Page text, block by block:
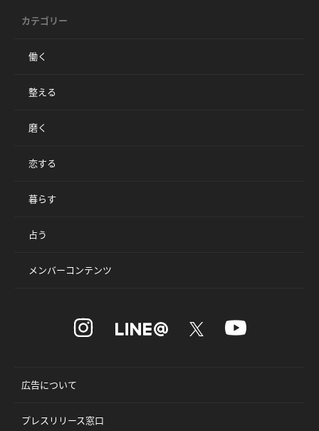
カテゴリー
働く
整える
磨く
恋する
暮らす
占う
メンバーコンテンツ
広告について
プレスリリース窓口